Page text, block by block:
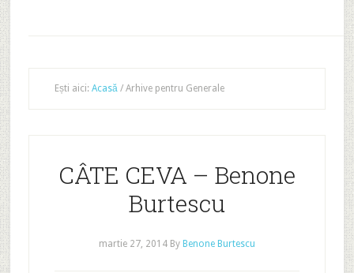
Ești aici: Acasă /Arhive pentru Generale
CÂTE CEVA – Benone
Burtescu
martie 27, 2014By Benone Burtescu